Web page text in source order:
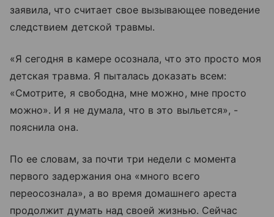
заявила, что считает свое вызывающее поведение
следствием детской травмы.
«Я сегодня в камере осознала, что это просто моя
детская травма. Я пыталась доказать всем:
«Смотрите, я свободна, мне можно, мне просто
можно». И я не думала, что в это выльется», -
пояснила она.
По ее словам, за почти три недели с момента
первого задержания она «много всего
переосознала», а во время домашнего ареста
продолжит думать над своей жизнью. Сейчас